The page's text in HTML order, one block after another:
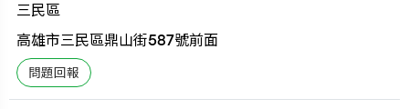
三民區
高雄市三民區鼎山街587號前面